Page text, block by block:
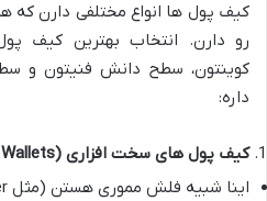
کیف پول ها انواع مختلفی دارن که
رو دارن. انتخاب بهترین کیف
کوینتون، سطح دانش فنیتون و
داره:
کیف پول های سخت افزاری (Hardware Wallets):